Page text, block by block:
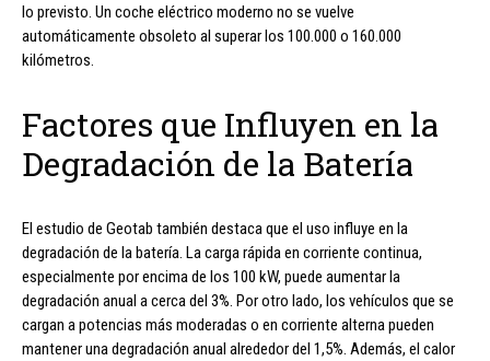
lo previsto. Un coche eléctrico moderno no se vuelve
automáticamente obsoleto al superar los 100.000 o 160.000
kilómetros.
Factores que Influyen en la
Degradación de la Batería
El estudio de Geotab también destaca que el uso influye en la
degradación de la batería. La carga rápida en corriente continua,
especialmente por encima de los 100 kW, puede aumentar la
degradación anual a cerca del 3%. Por otro lado, los vehículos que se
cargan a potencias más moderadas o en corriente alterna pueden
mantener una degradación anual alrededor del 1,5%. Además, el calor